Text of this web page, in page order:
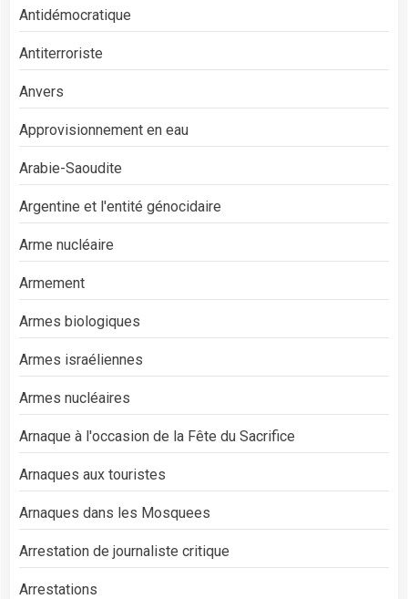
Antidémocratique
Antiterroriste
Anvers
Approvisionnement en eau
Arabie-Saoudite
Argentine et l'entité génocidaire
Arme nucléaire
Armement
Armes biologiques
Armes israéliennes
Armes nucléaires
Arnaque à l'occasion de la Fête du Sacrifice
Arnaques aux touristes
Arnaques dans les Mosquees
Arrestation de journaliste critique
Arrestations